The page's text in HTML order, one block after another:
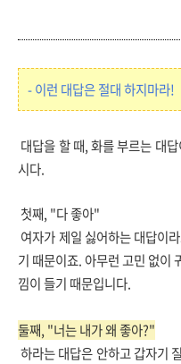
- 이런 대답은 절대 하지마라!
대답을 할 때, 화를 부르는 대
시다.
첫째, "다 좋아"
여자가 제일 싫어하는 대답이
기 때문이죠. 아무런 고민 없이
낌이 들기 때문입니다.
둘째, "너는 내가 왜 좋아?"
하라는 대답은 안하고 갑자기